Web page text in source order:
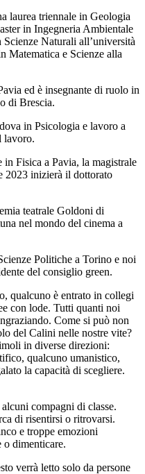
laurea triennale in Geologia
in Ingegneria Ambientale
Naturali all’università
Matematica e Scienze alla
ed è insegnante di ruolo in
di Brescia.
in Psicologia e lavoro a
lavoro.
in Fisica a Pavia, la magistrale
2023 inizierà il dottorato
teatrale Goldoni di
nel mondo del cinema a
Politiche a Torino e noi
del consiglio green.
qualcuno è entrato in collegi
con lode. Tutti quanti noi
Come si può non
del Calini nelle nostre vite?
in diverse direzioni:
qualcuno umanistico,
la capacità di scegliere.
compagni di classe.
di risentirsi o ritrovarsi.
e troppe emozioni
o dimenticare.
verrà letto solo da persone